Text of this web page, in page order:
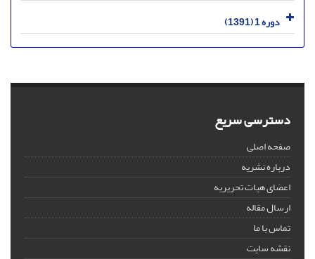
دوره 1 (1391)
دسترسی سریع
صفحه اصلی
درباره نشریه
اعضای هیات تحریریه
ارسال مقاله
تماس با ما
نقشه سایت